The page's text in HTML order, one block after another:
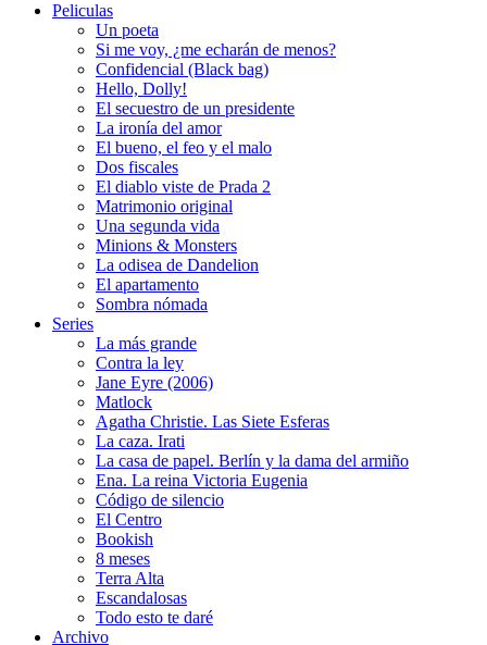
Peliculas
Un poeta
Si me voy, ¿me echarán de menos?
Confidencial (Black bag)
Hello, Dolly!
El secuestro de un presidente
La ironía del amor
El bueno, el feo y el malo
Dos fiscales
El diablo viste de Prada 2
Matrimonio original
Una segunda vida
Minions & Monsters
La odisea de Dandelion
El apartamento
Sombra nómada
Series
La más grande
Contra la ley
Jane Eyre (2006)
Matlock
Agatha Christie. Las Siete Esferas
La caza. Irati
La casa de papel. Berlín y la dama del armiño
Ena. La reina Victoria Eugenia
Código de silencio
El Centro
Bookish
8 meses
Terra Alta
Escandalosas
Todo esto te daré
Archivo